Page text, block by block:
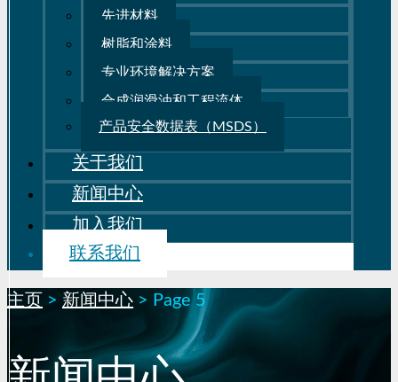
先进材料
树脂和涂料
专业环境解决方案
合成润滑油和工程流体
产品安全数据表（MSDS）
关于我们
新闻中心
加入我们
联系我们
主页 > 新闻中心 > Page 5